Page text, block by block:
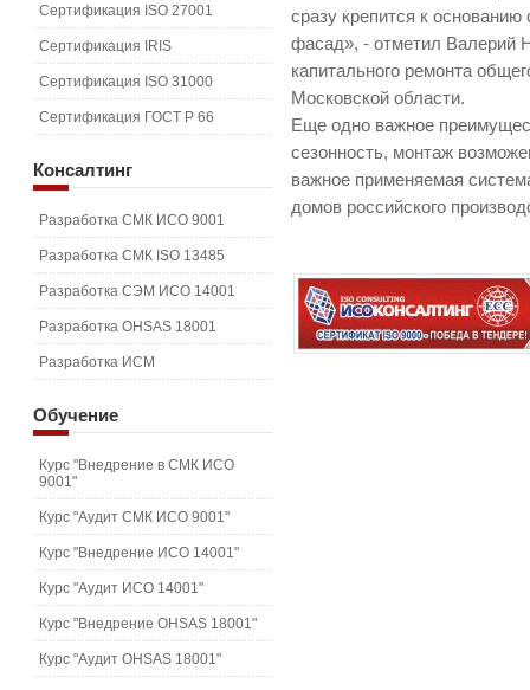
сразу крепится к
фасад», - отметил Валерий
капитального ремонта
Московской области.
Еще одно важное
сезонность, монтаж
важное применяемая
домов российского
Сертификация ISO 27001
Сертификация IRIS
Сертификация ISO 31000
Сертификация ГОСТ Р 66
Консалтинг
Разработка СМК ИСО 9001
Разработка СМК ISO 13485
Разработка СЭМ ИСО 14001
Разработка OHSAS 18001
Разработка ИСМ
Обучение
Курс "Внедрение в СМК ИСО
9001"
Курс "Аудит СМК ИСО 9001"
Курс "Внедрение ИСО 14001"
Курс "Аудит ИСО 14001"
Курс "Внедрение OHSAS 18001"
Курс "Аудит OHSAS 18001"